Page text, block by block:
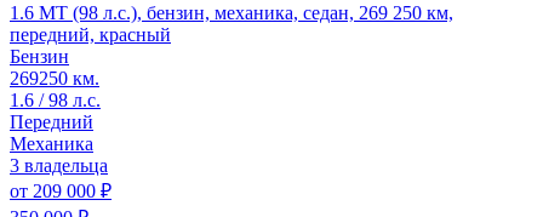
1.6 MT (98 л.с.), бензин, механика, седан, 269 250 км,
передний, красный
Бензин
269250 км.
1.6 / 98 л.с.
Передний
Механика
3 владельца
от 209 000 ₽